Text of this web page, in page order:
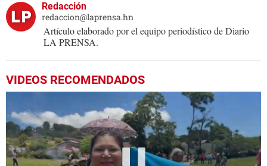
Redacción
redaccion@laprensa.hn
Artículo elaborado por el equipo periodístico de Diario
LA PRENSA.
VIDEOS RECOMENDADOS